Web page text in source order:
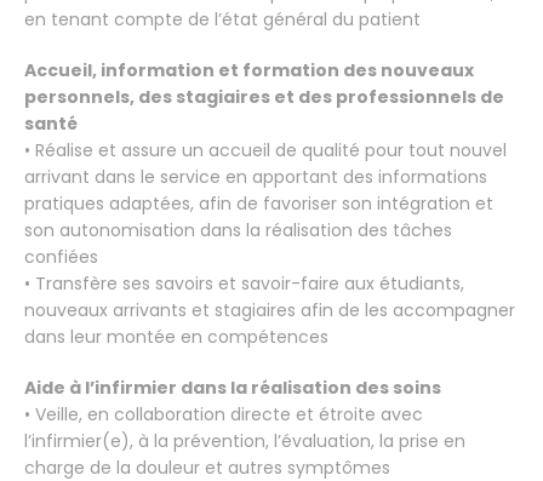
en tenant compte de l’état général du patient
Accueil, information et formation des nouveaux
personnels, des stagiaires et des professionnels de
santé
• Réalise et assure un accueil de qualité pour tout nouvel
arrivant dans le service en apportant des informations
pratiques adaptées, afin de favoriser son intégration et
son autonomisation dans la réalisation des tâches
confiées
• Transfère ses savoirs et savoir-faire aux étudiants,
nouveaux arrivants et stagiaires afin de les accompagner
dans leur montée en compétences
Aide à l’infirmier dans la réalisation des soins
• Veille, en collaboration directe et étroite avec
l’infirmier(e), à la prévention, l’évaluation, la prise en
charge de la douleur et autres symptômes